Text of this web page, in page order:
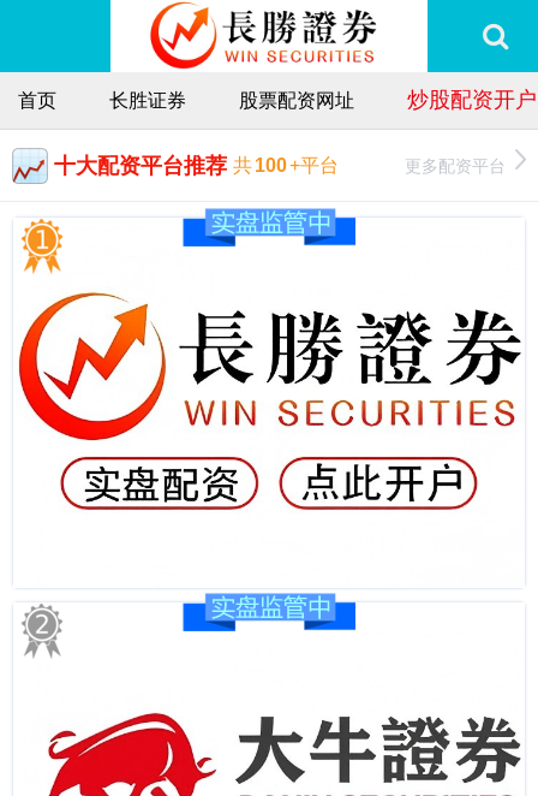
首页 长胜证券 股票配资网址 炒股配资开户
十大配资平台推荐 共100+平台 更多配资平台